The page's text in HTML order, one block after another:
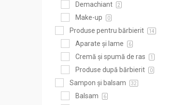
Demachiant 2
Make-up 0
Produse pentru bărbierit 14
Aparate și lame 6
Cremă și spumă de ras 1
Produse după bărbierit 0
Sampon și balsam 32
Balsam 6